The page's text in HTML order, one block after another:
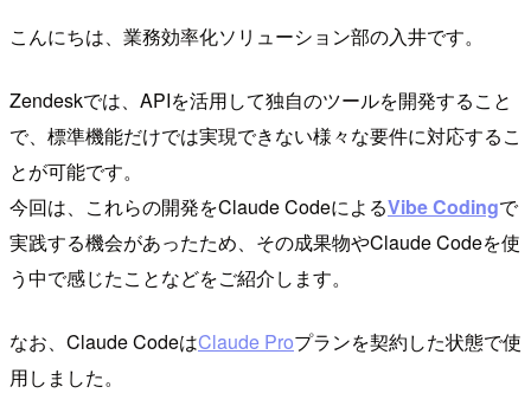
こんにちは、業務効率化ソリューション部の入井です。
Zendeskでは、APIを活用して独自のツールを開発すること
で、標準機能だけでは実現できない様々な要件に対応するこ
とが可能です。
今回は、これらの開発をClaude CodeによるVibe Codingで
実践する機会があったため、その成果物やClaude Codeを使
う中で感じたことなどをご紹介します。
なお、Claude CodeはClaude Proプランを契約した状態で使
用しました。